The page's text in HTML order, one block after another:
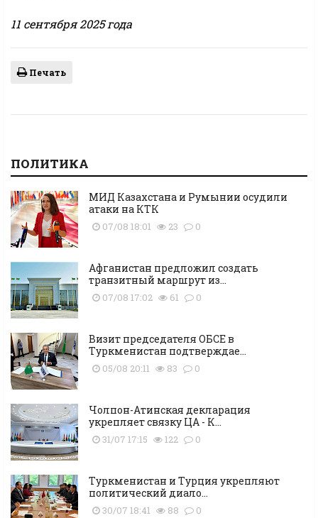
11 сентября 2025 года
Печать
ПОЛИТИКА
МИД Казахстана и Румынии осудили
атаки на КТК
07/08 18:01 23 0
Афганистан предложил создать
транзитный маршрут из...
07/08 17:02 61 0
Визит председателя ОБСЕ в
Туркменистан подтверждае...
05/08 20:11 83 0
Чолпон-Атинская декларация
укрепляет связку ЦА - К...
31/07 17:15 122 0
Туркменистан и Турция укрепляют
политический диало...
30/07 18:41 88 0